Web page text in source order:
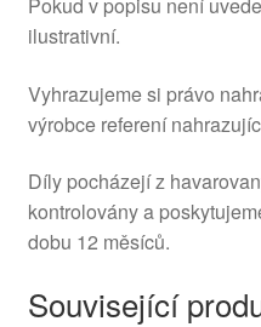
ilustrativní.
Vyhrazujeme si právo
výrobce referení
Díly pocházejí z
kontrolovány a
dobu 12 měsíců.
Související